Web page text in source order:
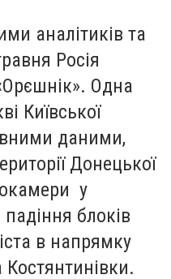
аналітиків та
Росія
Одна
Київської
даними,
Донецької
у
блоків
в напрямку
Костянтинівки.